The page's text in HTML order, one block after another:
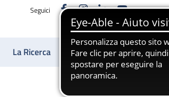
Seguici FacebookInstagram
LinkedinYouTube
La Ricerca Sostienici